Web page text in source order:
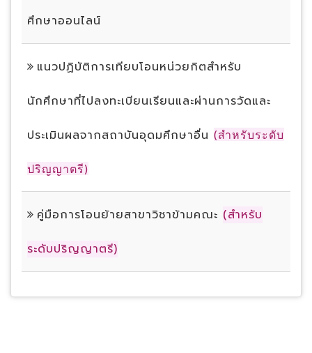
ศึกษาออนไลน์
แนวปฏิบัติการเทียบโอนหน่วยกิตสำหรับ
นักศึกษาที่ไปลงทะเบียนเรียนและผ่านการวัดและ
ประเมินผลจากสถาบันอุดมศึกษาอื่น (สำหรับระดับ
ปริญญาตรี)
คู่มือการโอนย้ายสาขาวิชาข้ามคณะ (สำหรับ
ระดับปริญญาตรี)